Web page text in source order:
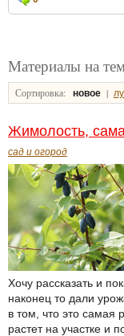
Материалы на
Сортировка: новое |
Жимолость,
сад и огород
Хочу рассказать и
наконец то дали
в том, что это самая
растет на участке и